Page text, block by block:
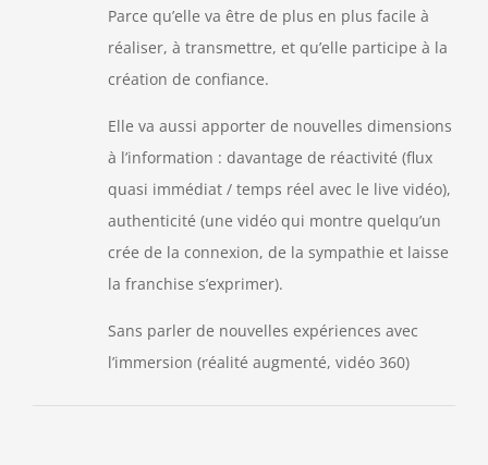
Parce qu’elle va être de plus en plus facile à
réaliser, à transmettre, et qu’elle participe à la
création de confiance.
Elle va aussi apporter de nouvelles dimensions
à l’information : davantage de réactivité (flux
quasi immédiat / temps réel avec le live vidéo),
authenticité (une vidéo qui montre quelqu’un
crée de la connexion, de la sympathie et laisse
la franchise s’exprimer).
Sans parler de nouvelles expériences avec
l’immersion (réalité augmenté, vidéo 360)